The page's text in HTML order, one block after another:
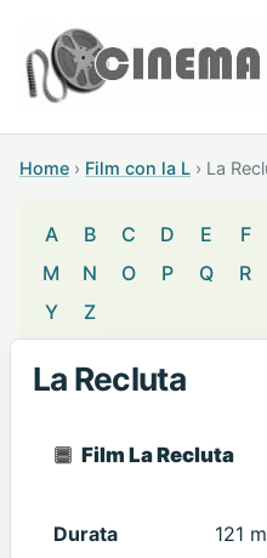
Home › Film con la L › La
A B C D E F
M
N O P Q R
Y
Z
La Recluta
Film La Recluta
Durata
121